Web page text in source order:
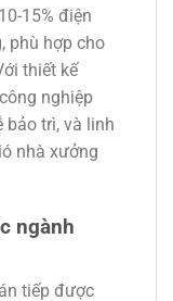
15% điện
phù hợp cho
thiết kế
nghiệp
bảo trì, và linh
nhà xưởng
ngành
tiếp được